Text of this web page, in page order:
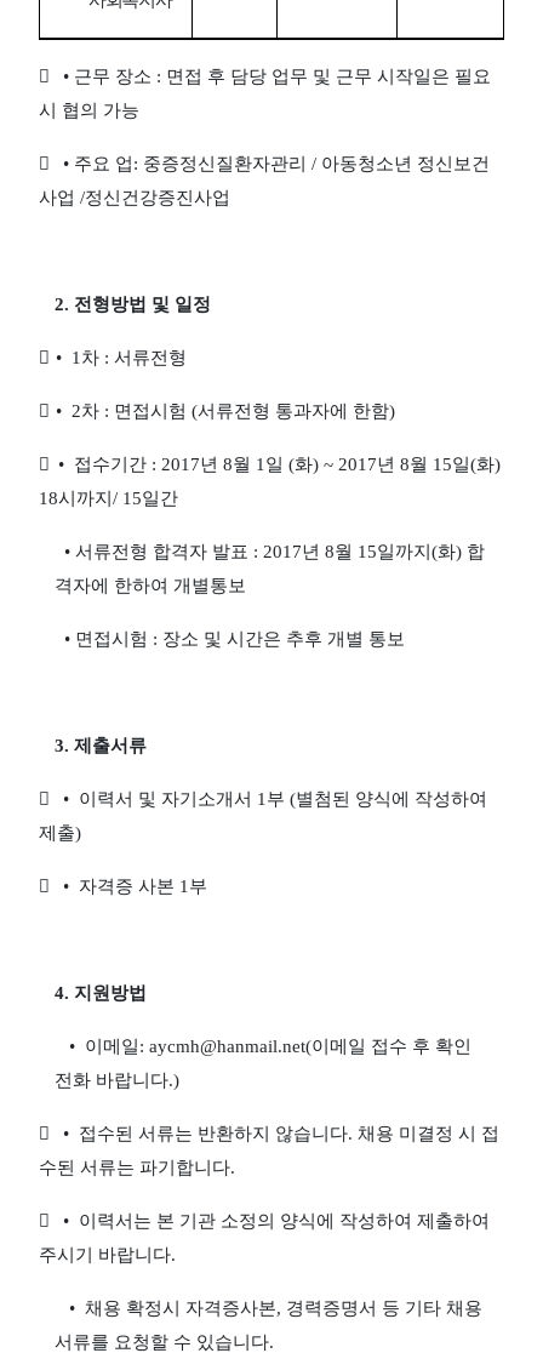
 • 근무 장소 : 면접 후 담당 업무 및 근무 시작일은 필요
시 협의 가능
 • 주요 업: 중증정신질환자관리/ 아동청소년 정신보건
사업 /정신건강증진사업
2. 전형방법 및 일정
 • 1 차 :서류전형
 • 2차 : 면접시험(서류전형 통과자에 한함)
 • 접수기간 : 2017년8월 1 일(화) ~ 2017년8월 15일(화)
18시까지 / 15일간
•서류전형 합격자 발표 : 2017년8월 15일까지(화) 합
격자에 한하여 개별통보
• 면접시험 : 장소 및 시간은 추후 개별 통보
3.제출서류
 • 이력서 및 자기소개서 1 부(별첨된 양식에 작성하여
제출)
 • 자격증 사본 1 부
4. 지원방법
• 이메일: aycmh@hanmail.net(이메일 접수 후 확인
전화 바랍니다.)
 • 접수된 서류는 반환하지 않습니다. 채용 미결정 시 접
수된 서류는 파기합니다.
 • 이력서는 본 기관 소정의 양식에 작성하여 제출하여
주시기 바랍니다.
• 채용 확정시 자격증사본, 경력증명서 등 기타 채용
서류를 요청할 수 있습니다.